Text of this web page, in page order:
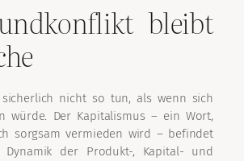
bleibt
sicherlich nicht so tun, als wenn sich
würde. Der Kapitalismus – ein Wort,
sorgsam vermieden wird – befindet
der Produkt-, Kapital- und